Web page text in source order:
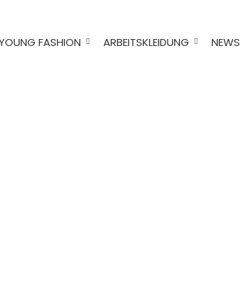
FASHION ARBEITSKLEIDUNG NEWS